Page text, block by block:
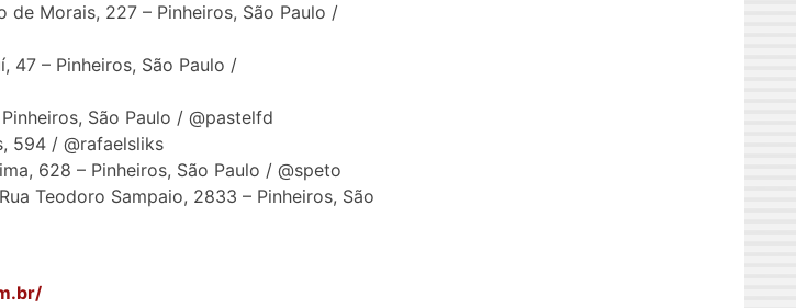
de Morais, 227 – Pinheiros, São Paulo /
47 – Pinheiros, São Paulo /
São Paulo / @pastelfd
594 / @rafaelsliks
628 – Pinheiros, São Paulo / @speto
Teodoro Sampaio, 2833 – Pinheiros, São